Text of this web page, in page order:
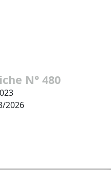
N° 480
2026